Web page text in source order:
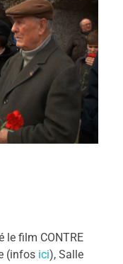
le film CONTRE
(infos ici), Salle